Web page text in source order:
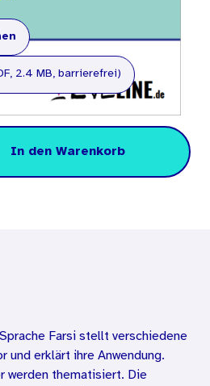
2.4 MB, barrierefrei)
In den Warenkorb
Farsi stellt verschiedene
und erklärt ihre Anwendung.
werden thematisiert. Die